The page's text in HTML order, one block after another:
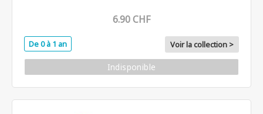
6.90 CHF
De 0 à 1 an Voir la collection >
Indisponible